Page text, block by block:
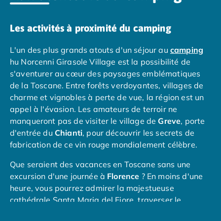
Camping avec piscine couverte
Camping bord de mer
Camping en bord de lac
Camping Tohapi agréés VACAF
Par destination
Camping 4 étoiles Les Landes
Camping 5 étoiles Bretagne
Camping 5 étoiles Vendée
Camping Atlantique
Camping avec parc aquatique Ardèche
Camping avec parc aquatique Bretagne
Camping avec parc aquatique Dordogne
Camping avec parc aquatique Espagne
Camping avec parc aquatique Les Landes
Camping avec piscine Annecy
Les activités à proximité du camping
L'un des plus grands atouts d'un séjour au camping
hu Norcenni Girasole Village est la possibilité de
s'aventurer au cœur des paysages emblématiques
de la Toscane. Entre forêts verdoyantes, villages de
charme et vignobles à perte de vue, la région est un
appel à l'évasion. Les amateurs de terroir ne
manqueront pas de visiter le village deGreve, porte
d'entrée du Chianti, pour découvrir les secrets de
fabrication de ce vin rouge mondialement célèbre.
Que seraient des vacances en Toscane sans une
excursion d'une journée à Florence ? En moins d'une
heure, vous pourrez admirer la majestueuse
cathédrale Santa Maria del Fiore, traverser le